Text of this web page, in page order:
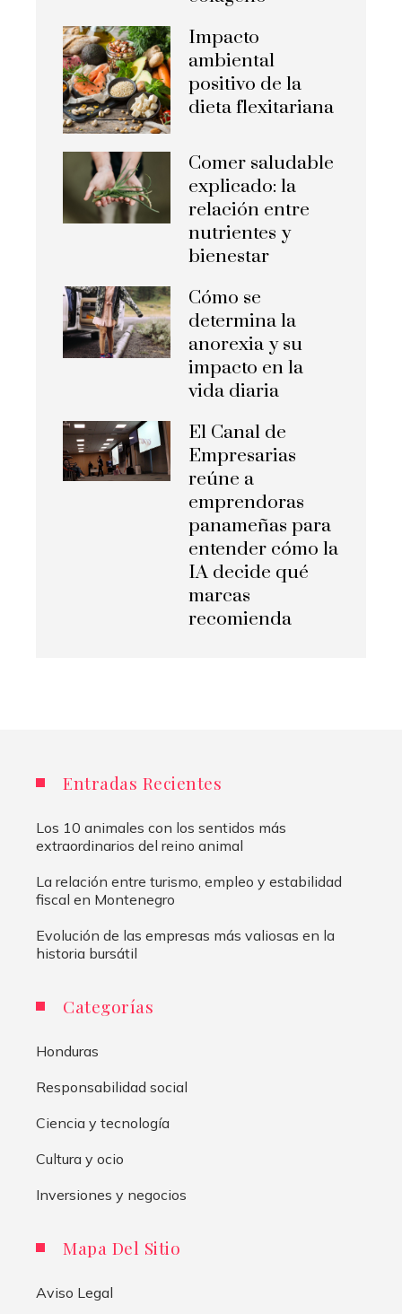
Impacto
ambiental
positivo de la
dieta flexitariana
Comer saludable
explicado: la
relación entre
nutrientes y
bienestar
Cómo se
determina la
anorexia y su
impacto en la
vida diaria
El Canal de
Empresarias
reúne a
emprendoras
panameñas para
entender cómo la
IA decide qué
marcas
recomienda
Entradas Recientes
Los 10 animales con los sentidos más
extraordinarios del reino animal
La relación entre turismo, empleo y estabilidad
fiscal en Montenegro
Evolución de las empresas más valiosas en la
historia bursátil
Categorías
Honduras
Responsabilidad social
Ciencia y tecnología
Cultura y ocio
Inversiones y negocios
Mapa Del Sitio
Aviso Legal